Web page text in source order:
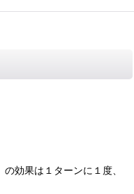
効果は１ターンに１度、